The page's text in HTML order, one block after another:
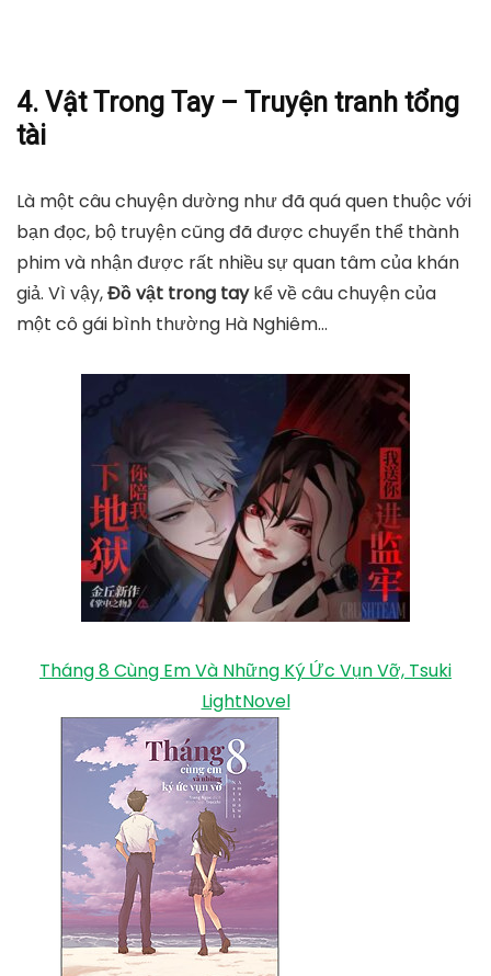
4. Vật Trong Tay – Truyện tranh tổng
tài
Là một câu chuyện dường như đã quá quen thuộc với
bạn đọc, bộ truyện cũng đã được chuyển thể thành
phim và nhận được rất nhiều sự quan tâm của khán
giả. Vì vậy,Đồ vật trong taykể về câu chuyện của
một cô gái bình thường Hà Nghiêm…
Tháng 8 Cùng Em Và Những Ký Ức Vụn Vỡ, Tsuki
LightNovel